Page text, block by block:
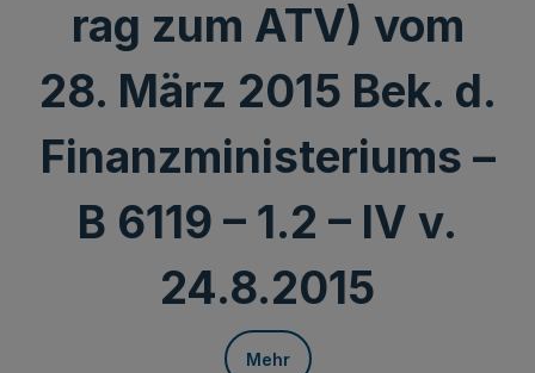
rag zum ATV) vom
28. März 2015 Bek. d.
Finanzministeriums –
B 6119 – 1.2 – IV v.
24.8.2015
Mehr